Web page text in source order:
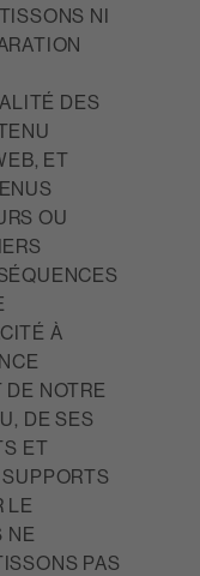
NI
DES
ET
OU
À
DE NOTRE
DE SES
ET
LE
NE
PAS